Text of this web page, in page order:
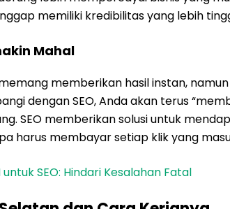
memiliki kredibilitas yang lebih
Mahal
memberikan hasil instan,
dengan SEO, Anda akan terus
SEO memberikan solusi untuk
harus membayar setiap klik yang
SEO: Hindari Kesalahan Fatal